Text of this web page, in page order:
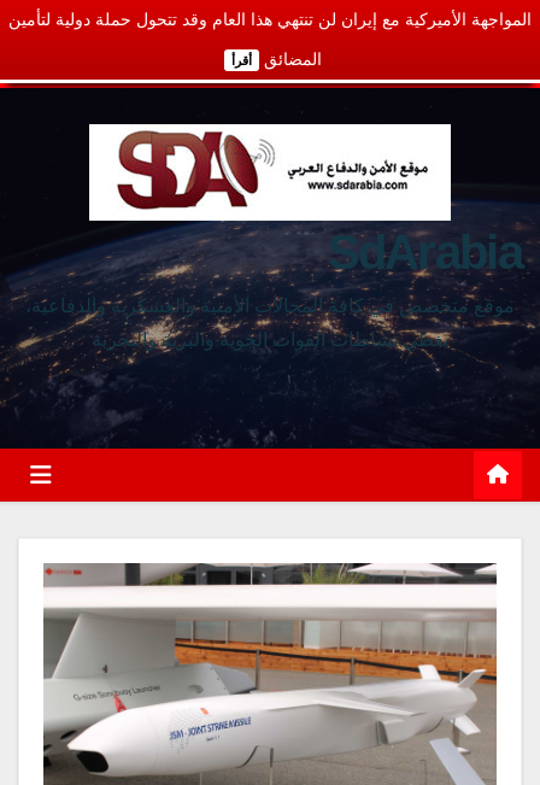
المواجهة الأميركية مع إيران لن تنتهي هذا العام وقد تتحول حملة دولية لتأمين
المضائق أقرأ
SdArabia
موقع متخصص في كافة المجالات الأمنية والعسكرية والدفاعية،
يغطي نشاطات القوات الجوية والبرية والبحرية